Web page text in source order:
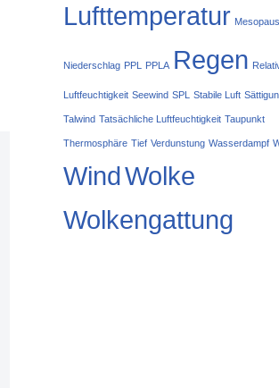
Lufttemperatur
Niederschlag PPL PPLA Regen
Luftfeuchtigkeit Seewind SPL Stabile Luft
Talwind Tatsächliche Luftfeuchtigkeit Taupunkt
Thermosphäre Tief Verdunstung Wasserdampf
WindWolke
Wolkengattung